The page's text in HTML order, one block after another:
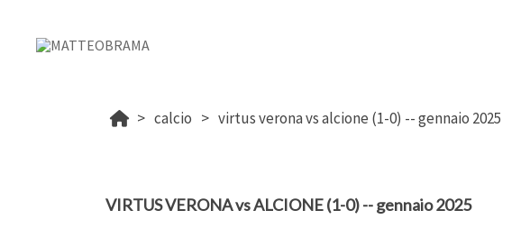
calcio virtus verona vs alcione (1-0) -- gennaio 2025
VIRTUS VERONA vs ALCIONE (1-0) -- gennaio 2025